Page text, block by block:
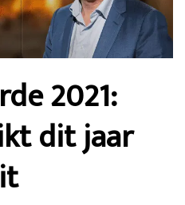
2021:
dit jaar